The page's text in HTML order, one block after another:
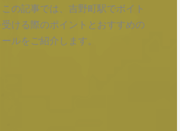
の記事では、吉野町駅でボイト
ける際のポイントとおすすめの
ルをご紹介します。